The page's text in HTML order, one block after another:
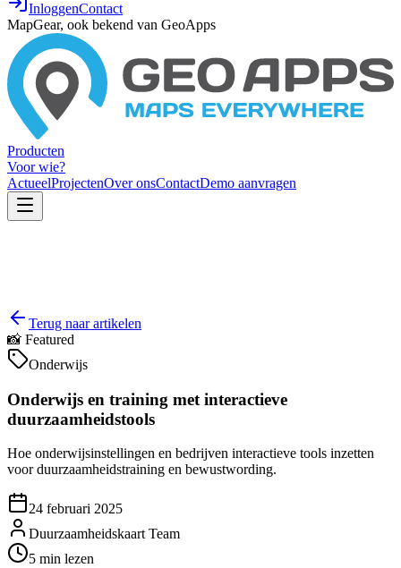
InloggenContact
MapGear, ook bekend van GeoApps
Producten
Voor wie?
ActueelProjectenOver onsContactDemo aanvragen
Terug naar artikelen
📸 Featured
Onderwijs
Onderwijs en training met interactieve
duurzaamheidstools
Hoe onderwijsinstellingen en bedrijven interactieve tools inzetten
voor duurzaamheidstraining en bewustwording.
24 februari 2025
Duurzaamheidskaart Team
5 min lezen